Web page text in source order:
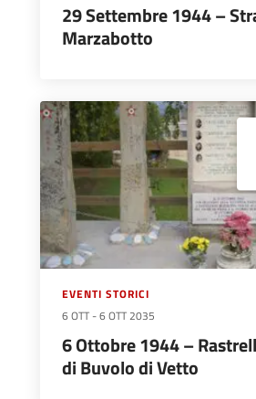
29 Settembre 1944 –
Marzabotto
EVENTI STORICI
6 OTT -6 OTT 2035
6 Ottobre 1944 –
di Buvolo di Vetto